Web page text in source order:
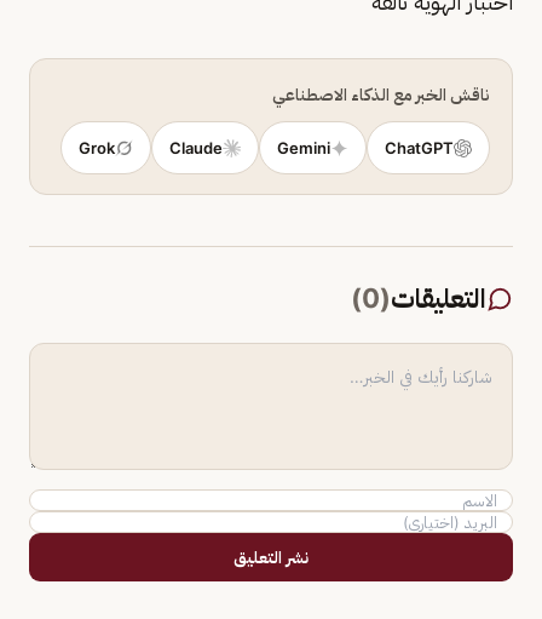
ناقش الخبر مع الذكاء الاصطناعي
ChatGPT
Gemini
Claude
Grok
التعليقات(
0
)
نشر التعليق